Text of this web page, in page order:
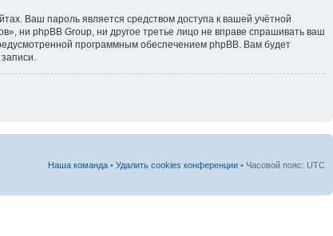
Ваш пароль является средством доступа к вашей учётной
ни phpBB Group, ни другое третье лицо не вправе спрашивать ваш
программным обеспечением phpBB. Вам будет
Наша команда • Удалить cookies конференции • Часовой пояс: UTC